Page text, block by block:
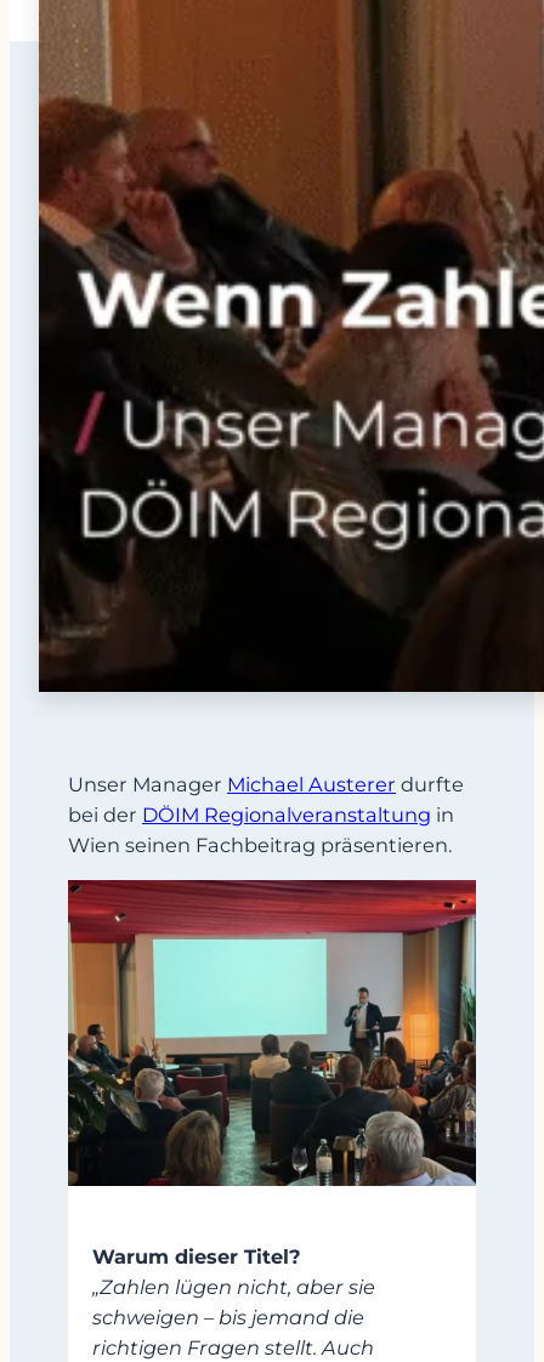
Unser Manager Michael Austerer durfte
bei der DÖIM Regionalveranstaltung in
Wien seinen Fachbeitrag präsentieren.
Warum dieser Titel?
„Zahlen lügen nicht, aber sie
schweigen – bis jemand die
richtigen Fragen stellt. Auch